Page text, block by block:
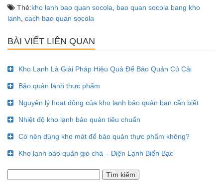
Thẻ:kho lanh bao quan socola
bao quan socola bang kho
lanh cach bao quan socola
BÀI VIẾT LIÊN QUAN
Kho Lạnh Là Giải Pháp Hiệu Quả Để Bảo Quản Củ Cải
Bảo quản lạnh thực phẩm
Nguyên lý hoạt động của kho lạnh bảo quản bạn cần biết
Nhiệt độ kho lạnh bảo quản tiêu chuẩn
Có nên dùng kho mát để bảo quản thực phẩm không?
Kho lạnh bảo quản giò chả – Điện Lạnh Biển Bạc
kiếm